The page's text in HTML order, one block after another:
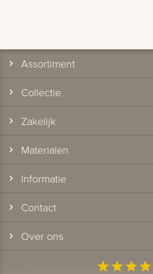
Assortiment
Collectie
Zakelijk
Materialen
Informatie
Contact
Over ons
starstarstarstar